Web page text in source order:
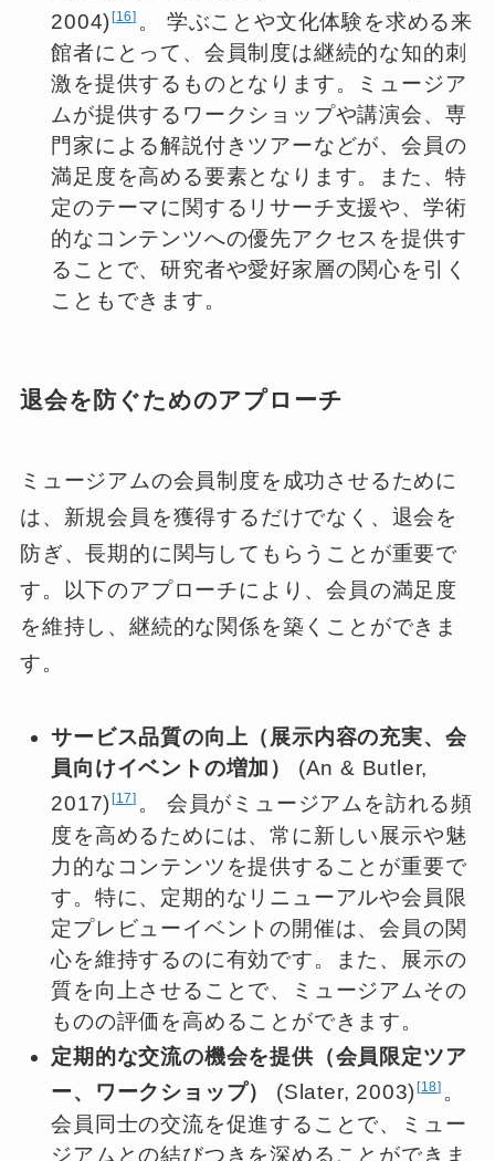
2004) 16
。 学ぶことや文化体験を求める来
館者にとって、会員制度は継続的な知的刺
激を提供するものとなります。ミュージア
ムが提供するワークショップや講演会、専
門家による解説付きツアーなどが、会員の
満足度を高める要素となります。また、特
定のテーマに関するリサーチ支援や、学術
的なコンテンツへの優先アクセスを提供す
ることで、研究者や愛好家層の関心を引く
こともできます。
退会を防ぐためのアプローチ
ミュージアムの会員制度を成功させるために
は、新規会員を獲得するだけでなく、退会を
防ぎ、長期的に関与してもらうことが重要で
す。以下のアプローチにより、会員の満足度
を維持し、継続的な関係を築くことができま
す。
サービス品質の向上（展示内容の充実、会
員向けイベントの増加）
(An & Butler,
2017) 17
。 会員がミュージアムを訪れる頻
度を高めるためには、常に新しい展示や魅
力的なコンテンツを提供することが重要で
す。特に、定期的なリニューアルや会員限
定プレビューイベントの開催は、会員の関
心を維持するのに有効です。また、展示の
質を向上させることで、ミュージアムその
ものの評価を高めることができます。
定期的な交流の機会を提供（会員限定ツア
ー、ワークショップ）
(Slater, 2003) 18 。
会員同士の交流を促進することで、ミュー
ジアムとの結びつきを深めることができま